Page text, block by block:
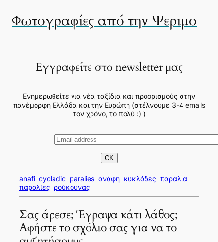
Φωτογραφίες από την Ψεριμο
Εγγραφείτε στο newsletter μας
Ενημερωθείτε για νέα ταξίδια και προορισμούς στην
πανέμορφη Ελλάδα και την Ευρώπη (στέλνουμε 3-4 emails
τον χρόνο, το πολύ :) )
anafi cycladic paralies ανάφη κυκλάδες παραλία
παραλίες ρούκουνας
Σας άρεσε; Έγραψα κάτι λάθος;
Αφήστε το σχόλιο σας για να το